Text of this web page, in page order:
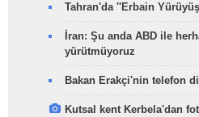
Tahran'da ''Erbain
İran: Şu anda ABD ile
yürütmüyoruz
Bakan Erakçi'nin telefon
Kutsal kent Kerbela'dan